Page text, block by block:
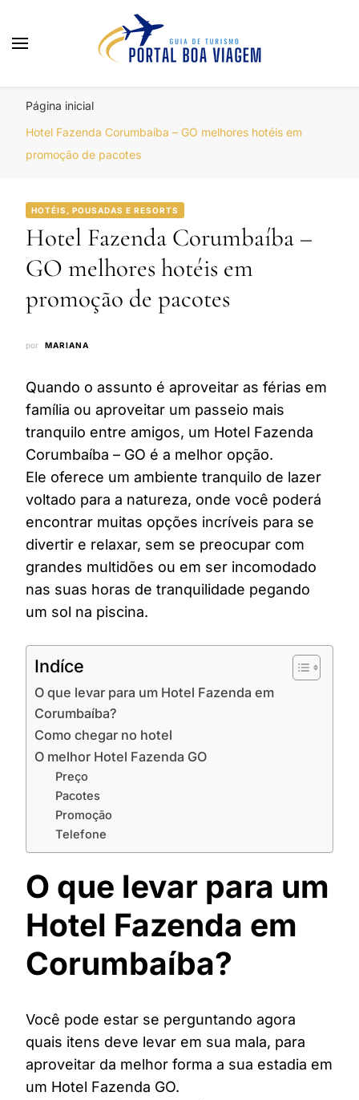
Página inicial
Hotel Fazenda Corumbaíba – GO melhores hotéis em
promoção de pacotes
HOTÉIS, POUSADAS E RESORTS
Hotel Fazenda Corumbaíba –
GO melhores hotéis em
promoção de pacotes
por MARIANA
Quando o assunto é aproveitar as férias em
família ou aproveitar um passeio mais
tranquilo entre amigos, um Hotel Fazenda
Corumbaíba – GO é a melhor opção.
Ele oferece um ambiente tranquilo de lazer
voltado para a natureza, onde você poderá
encontrar muitas opções incríveis para se
divertir e relaxar, sem se preocupar com
grandes multidões ou em ser incomodado
nas suas horas de tranquilidade pegando
um sol na piscina.
Indíce
O que levar para um Hotel Fazenda em
Corumbaíba?
Como chegar no hotel
O melhor Hotel Fazenda GO
Preço
Pacotes
Promoção
Telefone
O que levar para um
Hotel Fazenda em
Corumbaíba?
Você pode estar se perguntando agora
quais itens deve levar em sua mala, para
aproveitar da melhor forma a sua estadia em
um Hotel Fazenda GO.